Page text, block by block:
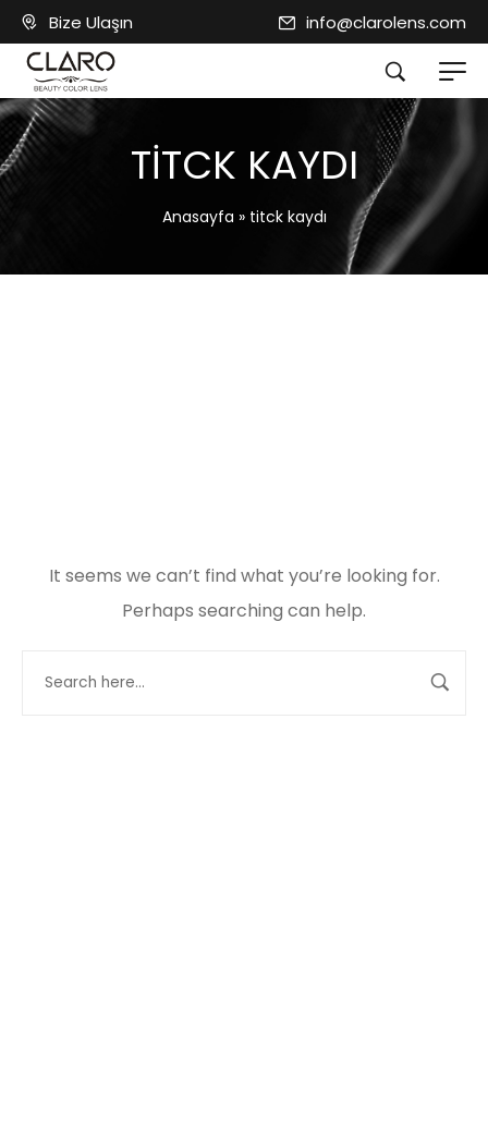
Bize Ulaşın info@clarolens.com
TITCK KAYDI
Anasayfa » titck kaydı
It seems we can’t find what you’re looking for.
Perhaps searching can help.